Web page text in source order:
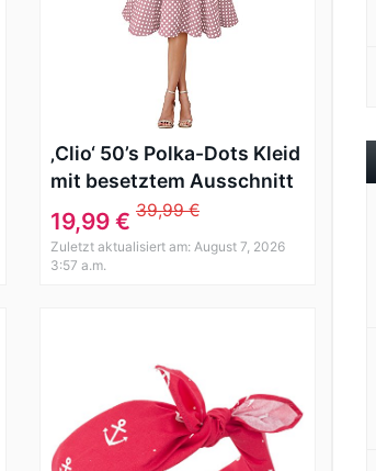
‚Clio‘ 50’s Polka-Dots Kleid
mit besetztem Ausschnitt
19,99 € 39,99 €
Zuletzt aktualisiert am: August 7, 2026
3:57 a.m.